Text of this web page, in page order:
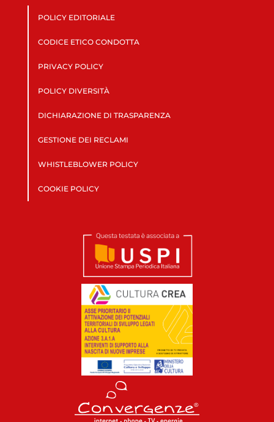
POLICY EDITORIALE
CODICE ETICO CONDOTTA
PRIVACY POLICY
POLICY DIVERSITÀ
DICHIARAZIONE DI TRASPARENZA
GESTIONE DEI RECLAMI
WHISTLEBLOWER POLICY
COOKIE POLICY